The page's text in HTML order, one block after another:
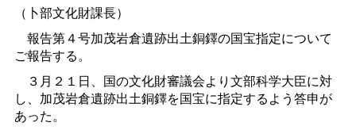
（卜部文化財課長）
報告第４号加茂岩倉遺跡出土銅鐸の国宝指定について
ご報告する。
３月２１日、国の文化財審議会より文部科学大臣に対
し、加茂岩倉遺跡出土銅鐸を国宝に指定するよう答申が
あった。